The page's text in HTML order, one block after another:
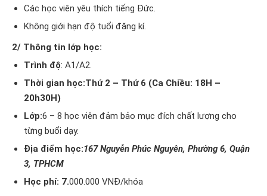
Các học viên yêu thích tiếng Đức.
Không giới hạn độ tuổi đăng kí.
2/ Thông tin lớp học:
Trình độ: A1/A2.
Thời gian học:Thứ 2 – Thứ 6 (Ca Chiều: 18H –
20h30H)
Lớp:6 – 8 học viên đảm bảo mục đích chất lượng cho
từng buổi dạy.
Địa điểm học:167 Nguyễn Phúc Nguyên, Phường 6, Quận
3, TPHCM
Học phí: 7.000.000 VNĐ/khóa